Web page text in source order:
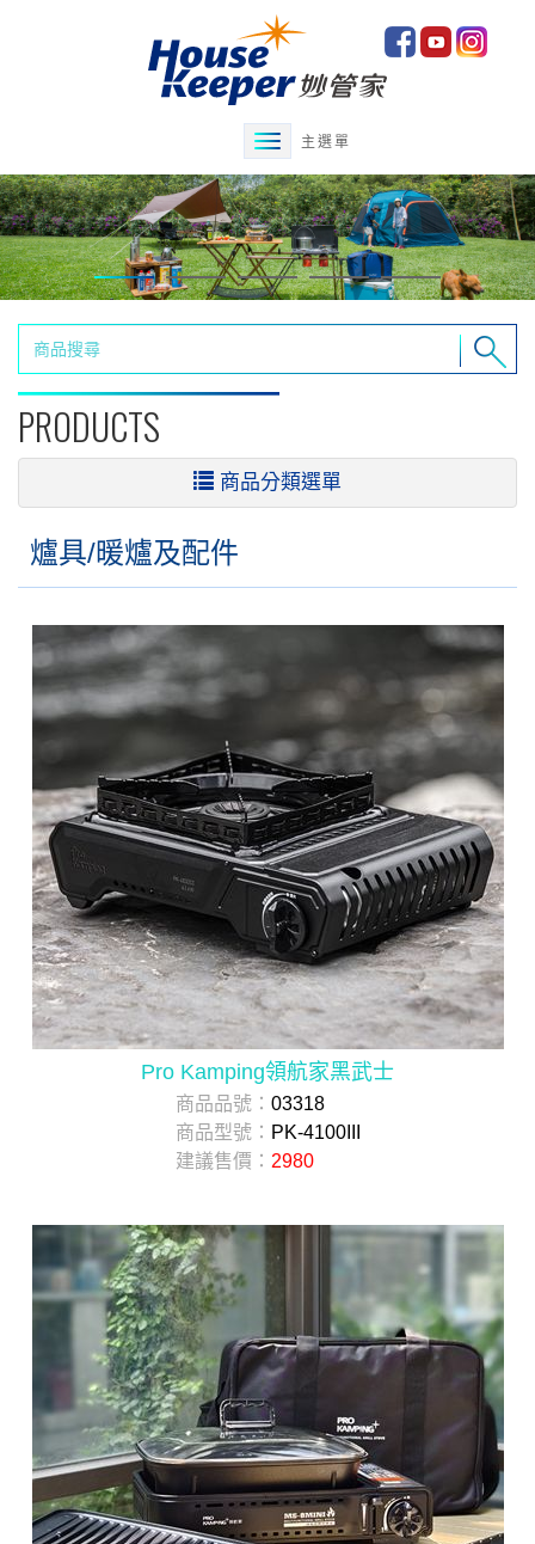
主選單
PRODUCTS
商品分類選單
爐具/暖爐及配件
Pro Kamping領航家黑武士
商品品號： 03318
商品型號： PK-4100III
建議售價： 2980